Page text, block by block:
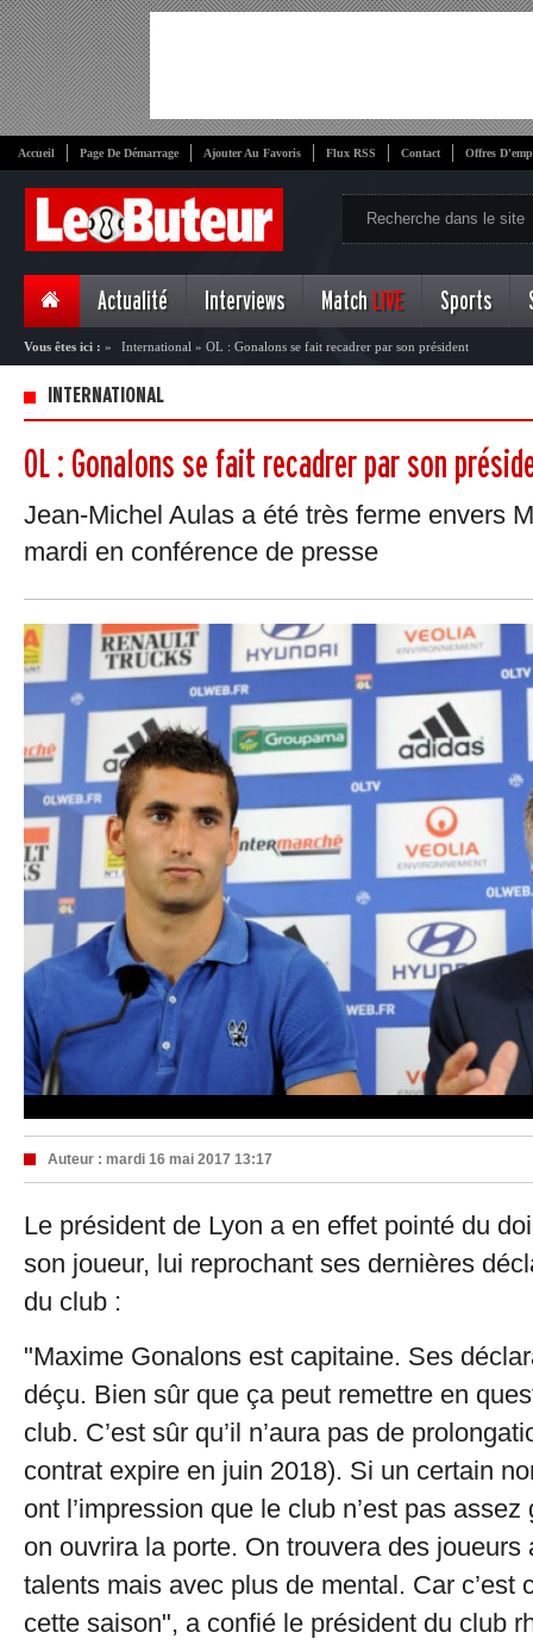
Accueil Page De Démarrage Ajouter Au Favoris Flux RSS Contact Offres
Actualité Interviews Match LIVE Sports
Vous êtes ici : » International » OL : Gonalons se fait recadrer par son président
INTERNATIONAL
OL : Gonalons se fait recadrer par son
Jean-Michel Aulas a été très ferme envers
mardi en conférence de presse
Auteur : mardi 16 mai 2017 13:17
Le président de Lyon a en effet pointé du
son joueur, lui reprochant ses dernières
du club :
"Maxime Gonalons est capitaine. Ses
déçu. Bien sûr que ça peut remettre en
club. C’est sûr qu’il n’aura pas de
contrat expire en juin 2018). Si un certain
ont l’impression que le club n’est pas
on ouvrira la porte. On trouvera des joueurs
talents mais avec plus de mental. Car c’est
cette saison", a confié le président du club